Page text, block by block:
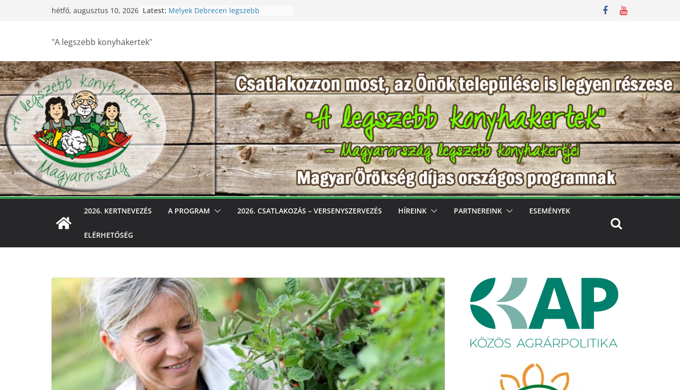
hétfő, augusztus 10, 2026 Latest: Melyek Debrecen legszebb
nógrádi óvoda! Különleges módon
nevelik a természet szeretetére a
legkisebbeket
Keresik Debrecen legszebb
konyhakertjeit
Debrecen – Ültess, gondozd, nyerj:
Debrecen legszebb konyhakertjeit
keresik – videóval
"A legszebb konyhakertek"
2026. KERTNEVEZÉS A PROGRAM 2026. CSATLAKOZÁS – VERSENYSZERVEZÉS HÍREINK PARTNEREINK ESEMÉNYEK
ELÉRHETŐSÉG